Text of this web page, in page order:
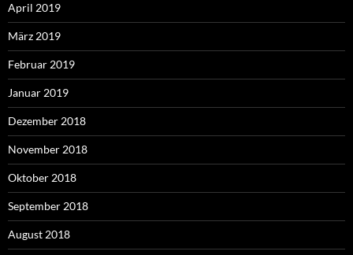
April 2019
März 2019
Februar 2019
Januar 2019
Dezember 2018
November 2018
Oktober 2018
September 2018
August 2018